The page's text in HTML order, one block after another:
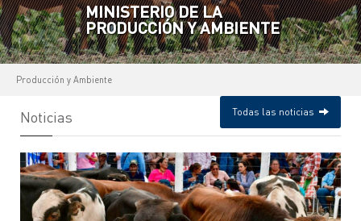
MINISTERIO DE LA
PRODUCCIÓN Y AMBIENTE
Producción y Ambiente
Todas las noticias
Noticias